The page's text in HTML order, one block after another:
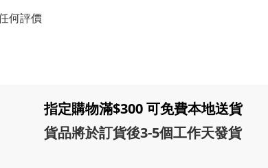
何評價
指定購物滿$300 可免費本地送貨
貨品將於訂貨後3-5個工作天發貨